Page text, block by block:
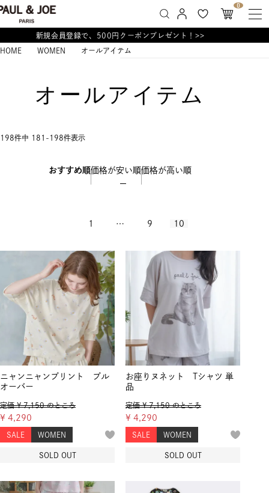
0
新規会員登録で、500円クーポンプレゼント！>>
HOME WOMEN オールアイテム
オールアイテム
おすすめ順価格が安い順価格が高い順
198件中 181 - 198件表示
1 … 9 10
ニャンニャンプリント プル
オーバー
定価 ¥ 7,150 のところ
¥ 4,290
SALE WOMEN
SOLD OUT
お座りヌネット Tシャツ 単
品
定価 ¥ 7,150 のところ
¥ 4,290
SALE WOMEN
SOLD OUT